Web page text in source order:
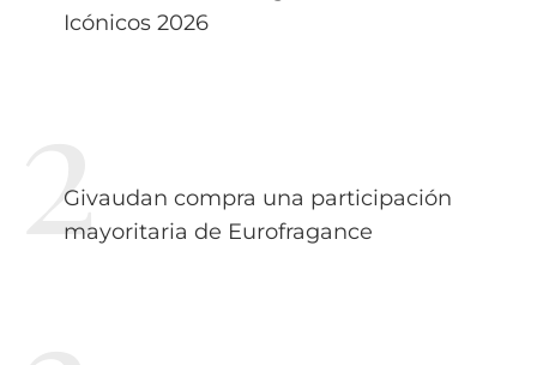
Icónicos 2026
Givaudan compra una participación
mayoritaria de Eurofragance